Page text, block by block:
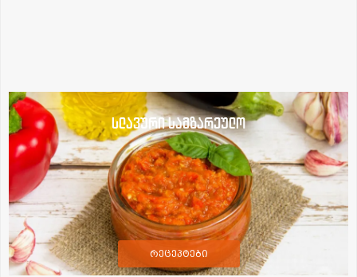
სლავური სამზარეულო
რეცეპტები